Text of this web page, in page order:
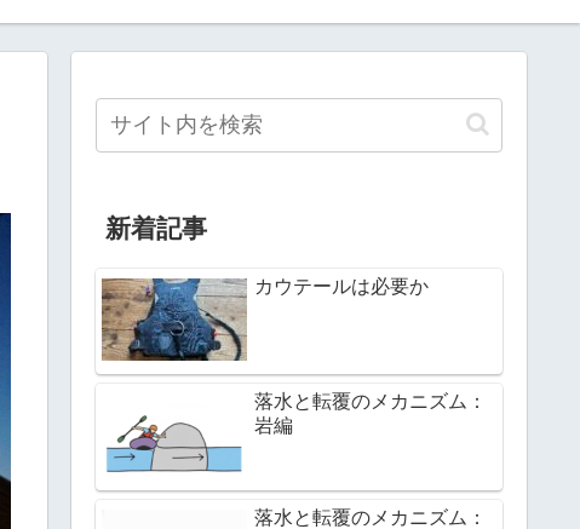
新着記事
カウテールは必要か
落水と転覆のメカニズム：
岩編
落水と転覆のメカニズム：